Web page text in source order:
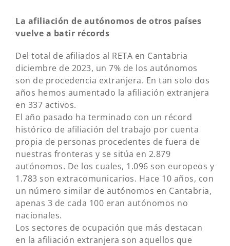
La afiliación de autónomos de otros países
vuelve a batir récords
Del total de afiliados al RETA en Cantabria
diciembre de 2023, un 7% de los autónomos
son de procedencia extranjera. En tan solo dos
años hemos aumentado la afiliación extranjera
en 337 activos.
El año pasado ha terminado con un récord
histórico de afiliación del trabajo por cuenta
propia de personas procedentes de fuera de
nuestras fronteras y se sitúa en 2.879
autónomos. De los cuales, 1.096 son europeos y
1.783 son extracomunicarios. Hace 10 años, con
un número similar de autónomos en Cantabria,
apenas 3 de cada 100 eran autónomos no
nacionales.
Los sectores de ocupación que más destacan
en la afiliación extranjera son aquellos que